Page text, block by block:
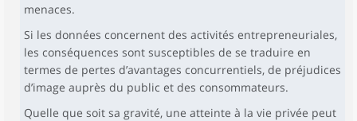
menaces.
Si les données concernent des activités entrepreneuriales,
les conséquences sont susceptibles de se traduire en
termes de pertes d’avantages concurrentiels, de préjudices
d’image auprès du public et des consommateurs.
Quelle que soit sa gravité, une atteinte à la vie privée peut